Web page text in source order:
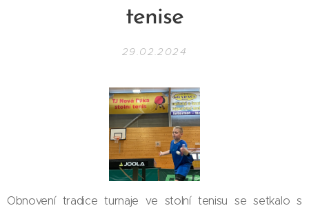
tenise
29.02.2024
Obnovení tradice turnaje ve stolní tenisu se setkalo s